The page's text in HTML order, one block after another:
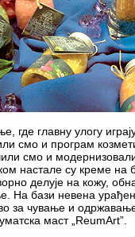
где главну улогу
смо и програм
смо и
настале су креме на
делује на кожу,
На бази невена
за чување и
маст „ReumArt”.